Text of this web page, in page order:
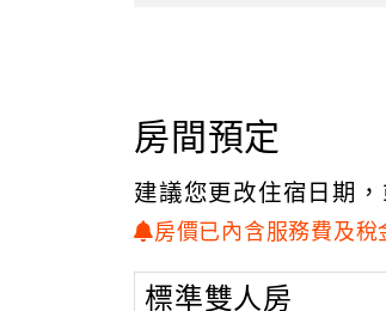
房間預定
建議您更改住宿日期
房價已內含服務費及稅
標準雙人房